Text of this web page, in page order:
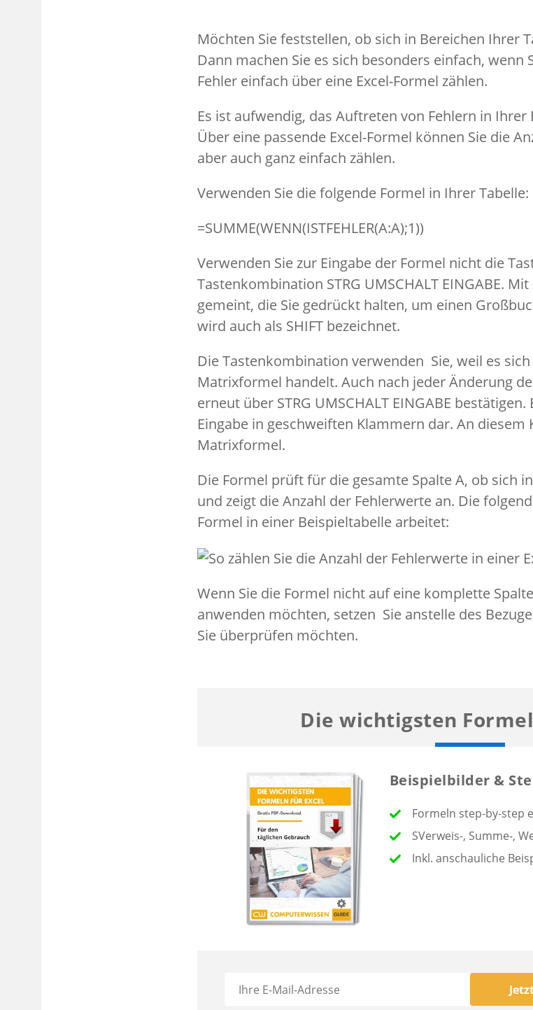
Möchten Sie feststellen, ob sich in Bereichen Ihrer
Dann machen Sie es sich besonders einfach, wenn
Fehler einfach über eine Excel-Formel zählen.
Es ist aufwendig, das Auftreten von Fehlern in
Über eine passende Excel-Formel können Sie die
aber auch ganz einfach zählen.
Verwenden Sie die folgende Formel in Ihrer Tabelle:
=SUMME(WENN(ISTFEHLER(A:A);1))
Verwenden Sie zur Eingabe der Formel nicht die
Tastenkombination STRG UMSCHALT EINGABE.
gemeint, die Sie gedrückt halten, um einen
wird auch als SHIFT bezeichnet.
Die Tastenkombination verwenden Sie, weil es
Matrixformel handelt. Auch nach jeder Änderung
erneut über STRG UMSCHALT EINGABE
Eingabe in geschweiften Klammern dar. An diesem
Matrixformel.
Die Formel prüft für die gesamte Spalte A, ob sich
und zeigt die Anzahl der Fehlerwerte an. Die
Formel in einer Beispieltabelle arbeitet:
Wenn Sie die Formel nicht auf eine komplette
anwenden möchten, setzen Sie anstelle des
Sie überprüfen möchten.